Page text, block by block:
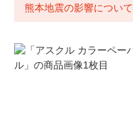
熊本地震の影響について